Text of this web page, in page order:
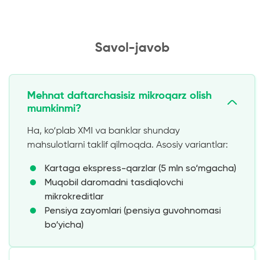
Savol-javob
Mehnat daftarchasisiz mikroqarz olish
mumkinmi?
Ha, ko‘plab XMI va banklar shunday
mahsulotlarni taklif qilmoqda. Asosiy variantlar:
Kartaga ekspress-qarzlar (5 mln so‘mgacha)
Muqobil daromadni tasdiqlovchi
mikrokreditlar
Pensiya zayomlari (pensiya guvohnomasi
bo‘yicha)